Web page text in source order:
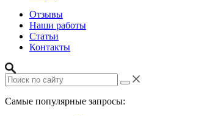
Отзывы
Наши работы
Статьи
Контакты
Самые популярные запросы: